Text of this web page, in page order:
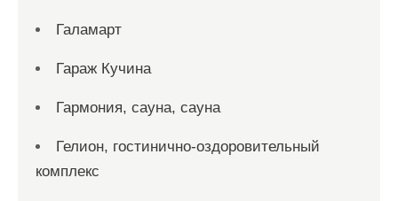
Галамарт
Гараж Кучина
Гармония, сауна, сауна
Гелион, гостинично-оздоровительный
комплекс